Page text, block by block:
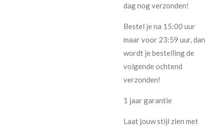
dag nog verzonden!
Bestel je na 15:00 uur
maar voor 23:59 uur, dan
wordt je bestelling de
volgende ochtend
verzonden!
1 jaar garantie
Laat jouw stijl zien met